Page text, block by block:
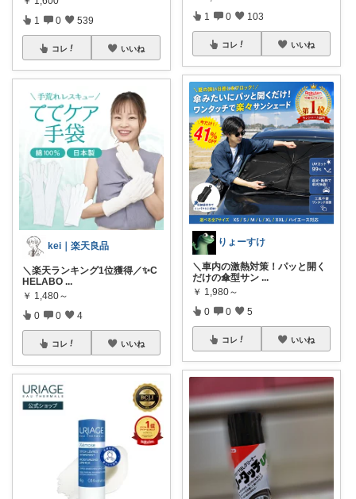
1 0 539
コレ いいね
kei｜楽天良品
＼楽天ランキング1位獲得／✨C
HELABO ...
￥ 1,480～
0 0 4
コレ いいね
1 0 103
コレ いいね
りょーすけ
＼車内の激熱対策！パッと開く
だけの傘型サン ...
￥ 1,980～
0 0 5
コレ いいね